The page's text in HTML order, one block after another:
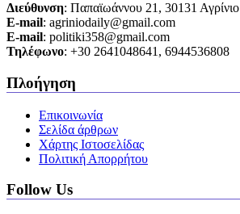
Διεύθυνση: Παπαϊωάννου 21, 30131 Αγρίνιο
Ε-mail: agriniodaily@gmail.com
Ε-mail: politiki358@gmail.com
Τηλέφωνο: +30 2641048641, 6944536808
Πλοήγηση
Επικοινωνία
Σελίδα άρθρων
Χάρτης Ιστοσελίδας
Πολιτική Απορρήτου
Follow Us